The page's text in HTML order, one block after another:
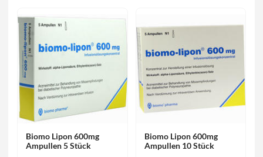
Biomo Lipon 600mg
Ampullen 5 Stück
Biomo Lipon 600mg
Ampullen 10 Stück